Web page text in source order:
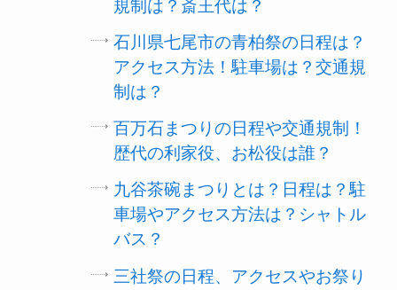
規制は？斎王代は？
石川県七尾市の青柏祭の日程は？
アクセス方法！駐車場は？交通規
制は？
百万石まつりの日程や交通規制！
歴代の利家役、お松役は誰？
九谷茶碗まつりとは？日程は？駐
車場やアクセス方法は？シャトル
バス？
三社祭の日程、アクセスやお祭り